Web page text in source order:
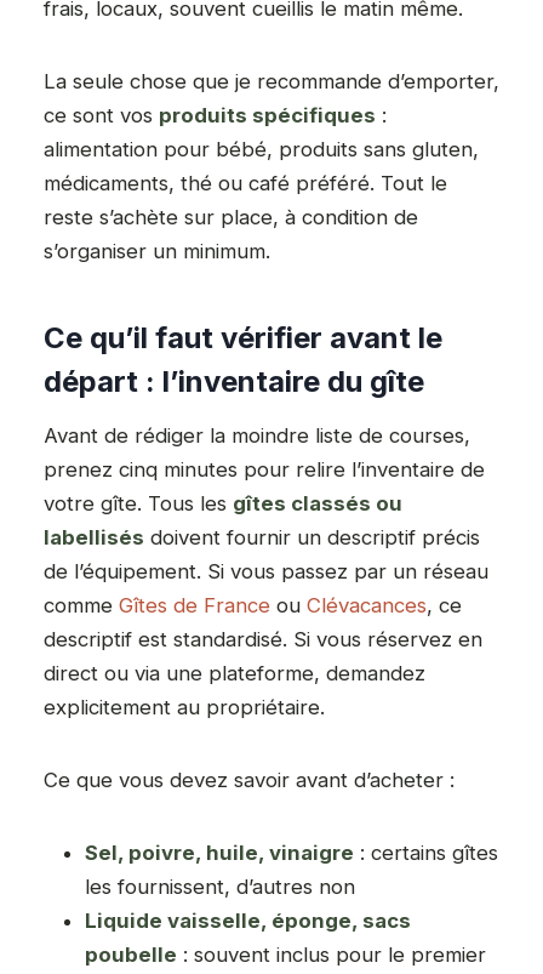
frais, locaux, souvent cueillis le matin même.
La seule chose que je recommande d’emporter,
ce sont vos produits spécifiques :
alimentation pour bébé, produits sans gluten,
médicaments, thé ou café préféré. Tout le
reste s’achète sur place, à condition de
s’organiser un minimum.
Ce qu’il faut vérifier avant le
départ : l’inventaire du gîte
Avant de rédiger la moindre liste de courses,
prenez cinq minutes pour relire l’inventaire de
votre gîte. Tous les gîtes classés ou
labellisés doivent fournir un descriptif précis
de l’équipement. Si vous passez par un réseau
comme Gîtes de France ou Clévacances, ce
descriptif est standardisé. Si vous réservez en
direct ou via une plateforme, demandez
explicitement au propriétaire.
Ce que vous devez savoir avant d’acheter :
Sel, poivre, huile, vinaigre : certains gîtes
les fournissent, d’autres non
Liquide vaisselle, éponge, sacs
poubelle : souvent inclus pour le premier